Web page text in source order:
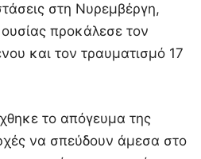
στη Νυρεμβέργη,
προκάλεσε τον
και τον τραυματισμό 17
το απόγευμα της
να σπεύδουν άμεσα στο